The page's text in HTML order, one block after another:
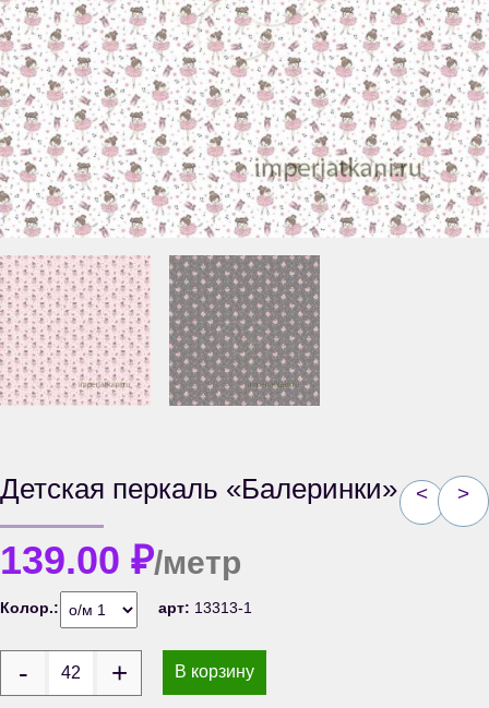
< >
Детская перкаль «Балеринки»
139.00 ₽/метр
Колор.: арт: 13313-1
В корзину